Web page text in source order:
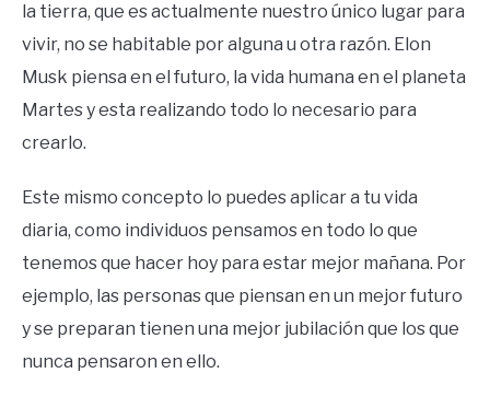
la tierra, que es actualmente nuestro único lugar para
vivir, no se habitable por alguna u otra razón. Elon
Musk piensa en el futuro, la vida humana en el planeta
Martes y esta realizando todo lo necesario para
crearlo.
Este mismo concepto lo puedes aplicar a tu vida
diaria, como individuos pensamos en todo lo que
tenemos que hacer hoy para estar mejor mañana. Por
ejemplo, las personas que piensan en un mejor futuro
y se preparan tienen una mejor jubilación que los que
nunca pensaron en ello.